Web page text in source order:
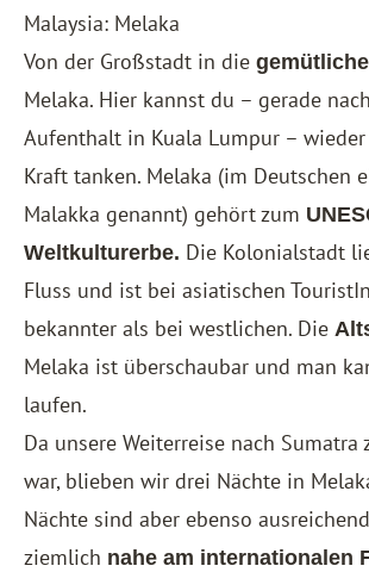
Malaysia: Melaka
Von der Großstadt in die
Melaka. Hier kannst du – gerade
Aufenthalt in Kuala Lumpur –
Kraft tanken. Melaka (im Deutschen
Malakka genannt) gehört zum
Weltkulturerbe. Die Kolonialstadt
Fluss und ist bei asiatischen
bekannter als bei westlichen. Die
Melaka ist überschaubar und man
laufen.
Da unsere Weiterreise nach
war, blieben wir drei Nächte in
Nächte sind aber ebenso
ziemlich nahe am internationalen